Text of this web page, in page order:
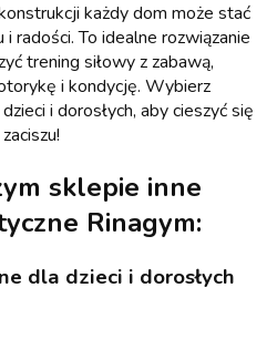
każdy dom może stać
radości. To idealne rozwiązanie
trening siłowy z zabawą,
i kondycję. Wybierz
i dorosłych, aby cieszyć się
sklepie inne
Rinagym:
dla dzieci i dorosłych